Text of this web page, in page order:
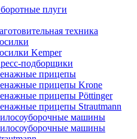
плуги
техника
Kemper
подборщики
прицепы
прицепы Krone
прицепы Pöttinger
прицепы Strautmann
машины
машины